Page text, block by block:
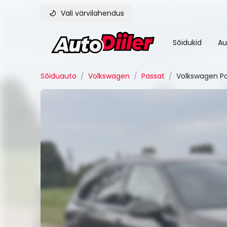
Vali värvilahendus
Sõidukid
Sõiduauto / Volkswagen / Passat / Volkswagen